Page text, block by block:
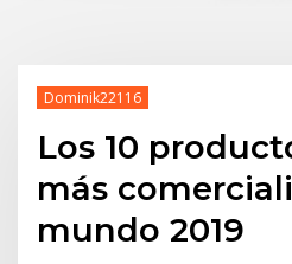
Dominik22116
Los 10
más
mundo 2019